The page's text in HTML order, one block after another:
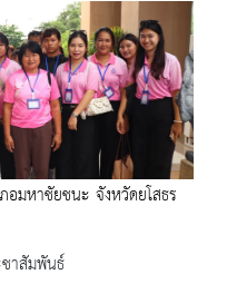
อมหาชัยชนะ จังหวัดยโสธร
าสัมพันธ์